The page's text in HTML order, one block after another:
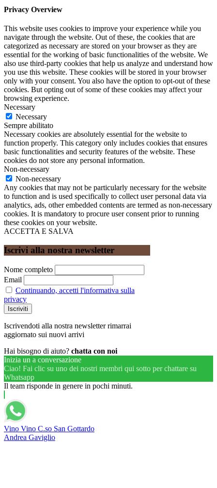
Privacy Overview
This website uses cookies to improve your experience while you
navigate through the website. Out of these, the cookies that are
categorized as necessary are stored on your browser as they are
essential for the working of basic functionalities of the website. We
also use third-party cookies that help us analyze and understand how
you use this website. These cookies will be stored in your browser
only with your consent. You also have the option to opt-out of these
cookies. But opting out of some of these cookies may affect your
browsing experience.
Necessary
Necessary
Sempre abilitato
Necessary cookies are absolutely essential for the website to
function properly. This category only includes cookies that ensures
basic functionalities and security features of the website. These
cookies do not store any personal information.
Non-necessary
Non-necessary
Any cookies that may not be particularly necessary for the website
to function and is used specifically to collect user personal data via
analytics, ads, other embedded contents are termed as non-necessary
cookies. It is mandatory to procure user consent prior to running
these cookies on your website.
ACCETTA E SALVA
Iscrivi alla nostra newsletter
Nome completo
Email
Continuando, accetti l'informativa sulla
privacy
Iscrivendoti alla nostra newsletter rimarrai
aggiornato sui nuovi arrivi
Hai bisogno di aiuto? chatta con noi
Inizia un a conversazione
Ciao! Fai clic su uno dei nostri membri qui sotto per chattare su
Whatsapp
Il team risponde in genere in pochi minuti.
Vino Vino C.so San Gottardo
Andrea Gaviglio